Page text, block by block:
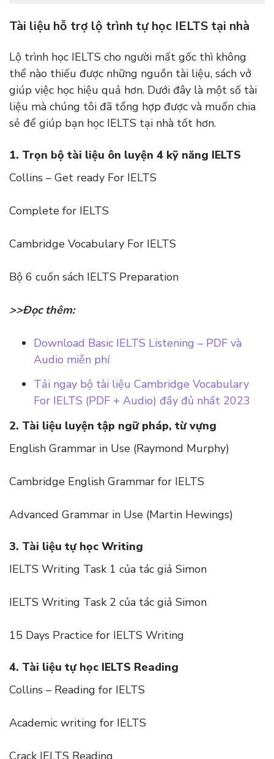
Tài liệu hỗ trợ lộ trình tự học IELTS tại nhà
Lộ trình học IELTS cho người mất gốc thì không
thể nào thiếu được những nguồn tài liệu, sách vở
giúp việc học hiệu quả hơn. Dưới đây là một số tài
liệu mà chúng tôi đã tổng hợp được và muốn chia
sẻ để giúp bạn học IELTS tại nhà tốt hơn.
1. Trọn bộ tài liệu ôn luyện 4 kỹ năng IELTS
Collins – Get ready For IELTS
Complete for IELTS
Cambridge Vocabulary For IELTS
Bộ 6 cuốn sách IELTS Preparation
>>Đọc thêm:
Download Basic IELTS Listening – PDF và
Audio miễn phí
Tải ngay bộ tài liệu Cambridge Vocabulary
For IELTS (PDF + Audio) đầy đủ nhất 2023
2. Tài liệu luyện tập ngữ pháp, từ vựng
English Grammar in Use (Raymond Murphy)
Cambridge English Grammar for IELTS
Advanced Grammar in Use (Martin Hewings)
3. Tài liệu tự học Writing
IELTS Writing Task 1 của tác giả Simon
IELTS Writing Task 2 của tác giả Simon
15 Days Practice for IELTS Writing
4. Tài liệu tự học IELTS Reading
Collins – Reading for IELTS
Academic writing for IELTS
Crack IELTS Reading